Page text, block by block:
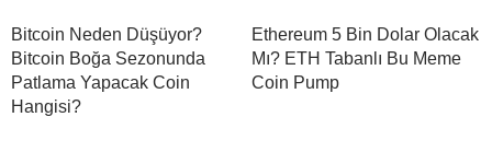
Bitcoin Neden Düşüyor?
Bitcoin Boğa Sezonunda
Patlama Yapacak Coin
Hangisi?
Ethereum 5 Bin Dolar Olacak
Mı? ETH Tabanlı Bu Meme
Coin Pump